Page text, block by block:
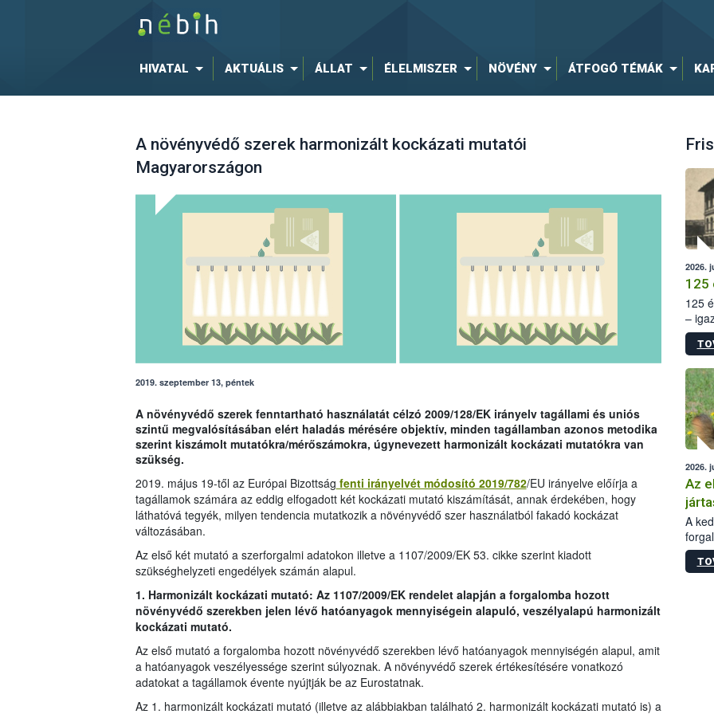
HIVATAL AKTUÁLIS ÁLLAT ÉLELMISZER NÖVÉNY ÁTFOGÓ TÉMÁK
A növényvédő szerek harmonizált kockázati mutatói
Magyarországon
2019. szeptember 13, péntek
A növényvédő szerek fenntartható használatát célzó 2009/128/EK irányelv tagállami és uniós
szintű megvalósításában elért haladás mérésére objektív, minden tagállamban azonos metodika
szerint kiszámolt mutatókra/mérőszámokra, úgynevezett harmonizált kockázati mutatókra van
szükség.
2019. május 19-től az Európai Bizottság fenti irányelvét módosító 2019/782/EU irányelve előírja a
tagállamok számára az eddig elfogadott két kockázati mutató kiszámítását, annak érdekében, hogy
láthatóvá tegyék, milyen tendencia mutatkozik a növényvédő szer használatból fakadó kockázat
változásában.
Az első két mutató a szerforgalmi adatokon illetve a 1107/2009/EK 53. cikke szerint kiadott
szükséghelyzeti engedélyek számán alapul.
1. Harmonizált kockázati mutató: Az 1107/2009/EK rendelet alapján a forgalomba hozott
növényvédő szerekben jelen lévő hatóanyagok mennyiségein alapuló, veszélyalapú harmonizált
kockázati mutató.
Az első mutató a forgalomba hozott növényvédő szerekben lévő hatóanyagok mennyiségén alapul, amit
a hatóanyagok veszélyessége szerint súlyoznak. A növényvédő szerek értékesítésére vonatkozó
adatokat a tagállamok évente nyújtják be az Eurostatnak.
Az 1. harmonizált kockázati mutató (illetve az alábbiakban található 2. harmonizált kockázati mutató is) a
2026.
125
125
–
15.
2026.
Az
A